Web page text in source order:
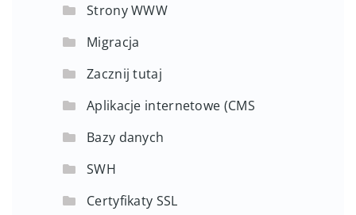
Strony WWW
Migracja
Zacznij tutaj
Aplikacje internetowe (CMS
Bazy danych
SWH
Certyfikaty SSL